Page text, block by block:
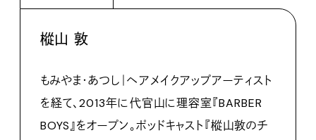
樅山 敦
もみやま・あつし｜ヘアメイクアップアーティスト
を経て、2013年に代官山に理容室『BARBER
BOYS』をオープン。ポッドキャスト『樅山敦のチ